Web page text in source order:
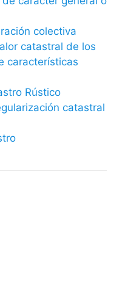
colectiva
catastral de los
características
Rústico
catastral